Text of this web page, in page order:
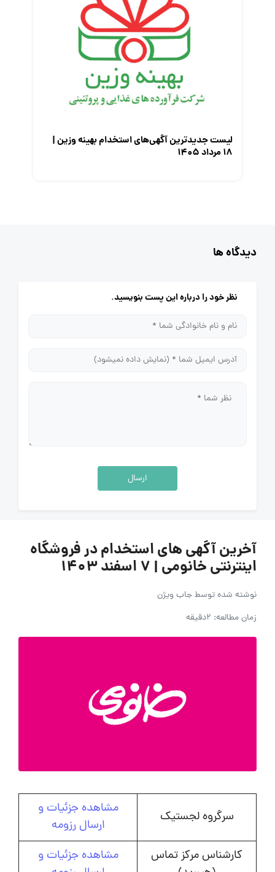
لیست جدیدترین آگهی‌های استخدام بهینه وزین |
۱۸ مرداد ۱۴۰۵
دیدگاه ها
نظر خود را درباره این پست بنویسید.
ارسال
آخرین آگهی های استخدام در فروشگاه
اینترنتی خانومی | ۷ اسفند ۱۴۰۳
نوشته شده توسطجاب ویژن
زمان مطالعه: 2دقیقه
سرگروه لجستیک
مشاهده جزئیات و
ارسال رزومه
کارشناس مرکز تماس
مشاهده جزئیات و